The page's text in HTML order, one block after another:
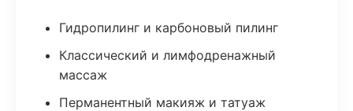
Гидропилинг и карбоновый пилинг
Классический и лимфодренажный
массаж
Перманентный макияж и татуаж